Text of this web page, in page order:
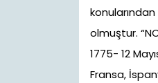
olmuştur.
1775- 12
Fransa,